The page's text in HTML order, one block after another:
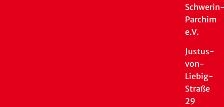
Parchim
e.V.
Justus-
von-
Liebig-
Straße
29